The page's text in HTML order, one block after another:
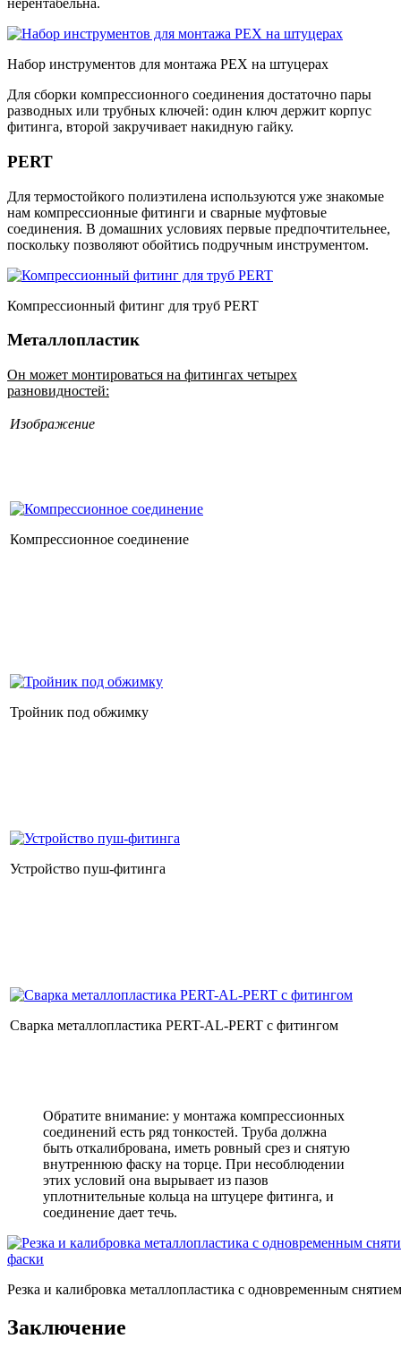
нерентабельна.
Набор инструментов для монтажа PEX на штуцерах
Для сборки компрессионного соединения достаточно пары
разводных или трубных ключей: один ключ держит корпус
фитинга, второй закручивает накидную гайку.
PERT
Для термостойкого полиэтилена используются уже знакомые
нам компрессионные фитинги и сварные муфтовые
соединения. В домашних условиях первые предпочтительнее,
поскольку позволяют обойтись подручным инструментом.
Компрессионный фитинг для труб PERT
Металлопластик
Он может монтироваться на фитингах четырех
разновидностей:
Изображение
Компрессионное соединение
Тройник под обжимку
Устройство пуш-фитинга
Сварка металлопластика PERT-AL-PERT с фитингом
Обратите внимание: у монтажа компрессионных
соединений есть ряд тонкостей. Труба должна
быть откалибрована, иметь ровный срез и снятую
внутреннюю фаску на торце. При несоблюдении
этих условий она вырывает из пазов
уплотнительные кольца на штуцере фитинга, и
соединение дает течь.
Резка и калибровка металлопластика с одновременным
Заключение